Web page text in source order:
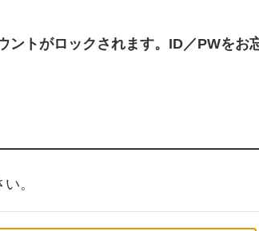
ントがロックされます。ID／PWをお
。